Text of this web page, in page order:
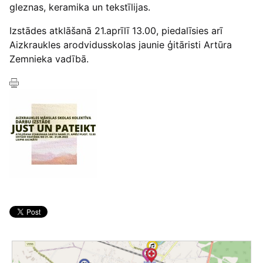
gleznas, keramika un tekstīlijas.
Izstādes atklāšanā 21.aprīlī 13.00, piedalīsies arī
Aizkraukles arodvidusskolas jaunie ģitāristi Artūra
Zemnieka vadībā.